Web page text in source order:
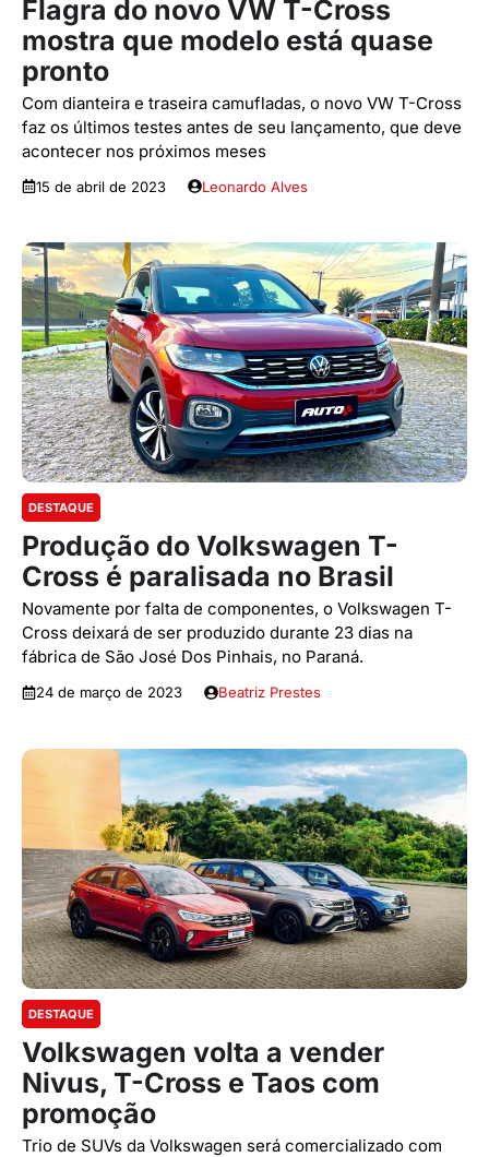
Flagra do novo VW T-Cross
mostra que modelo está quase
pronto
Com dianteira e traseira camufladas, o novo VW T-Cross
faz os últimos testes antes de seu lançamento, que deve
acontecer nos próximos meses
15 de abril de 2023 Leonardo Alves
DESTAQUE
Produção do Volkswagen T-
Cross é paralisada no Brasil
Novamente por falta de componentes, o Volkswagen T-
Cross deixará de ser produzido durante 23 dias na
fábrica de São José Dos Pinhais, no Paraná.
24 de março de 2023 Beatriz Prestes
DESTAQUE
Volkswagen volta a vender
Nivus, T-Cross e Taos com
promoção
Trio de SUVs da Volkswagen será comercializado com